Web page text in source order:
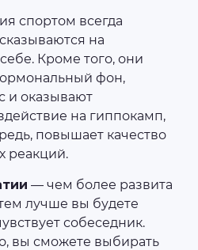
спортом всегда
на
Кроме того, они
фон,
и оказывают
на гиппокамп,
повышает качество
реакций.
— чем более развита
лучше вы будете
собеседник.
вы сможете выбирать